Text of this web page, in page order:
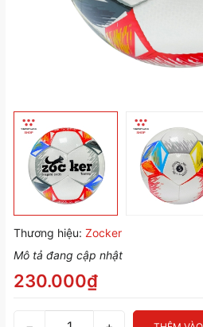
Thương hiệu: Zocker
Mô tả đang cập nhật
230.000₫